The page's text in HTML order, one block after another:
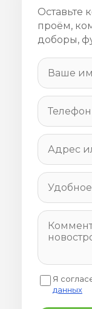
Оставьте
проём,
доборы,
Я
данных